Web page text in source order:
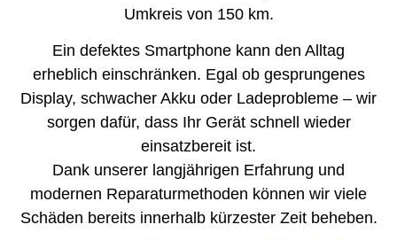
Umkreis von 150 km.
Ein defektes Smartphone kann den Alltag
erheblich einschränken. Egal ob gesprungenes
Display, schwacher Akku oder Ladeprobleme – wir
sorgen dafür, dass Ihr Gerät schnell wieder
einsatzbereit ist.
Dank unserer langjährigen Erfahrung und
modernen Reparaturmethoden können wir viele
Schäden bereits innerhalb kürzester Zeit beheben.